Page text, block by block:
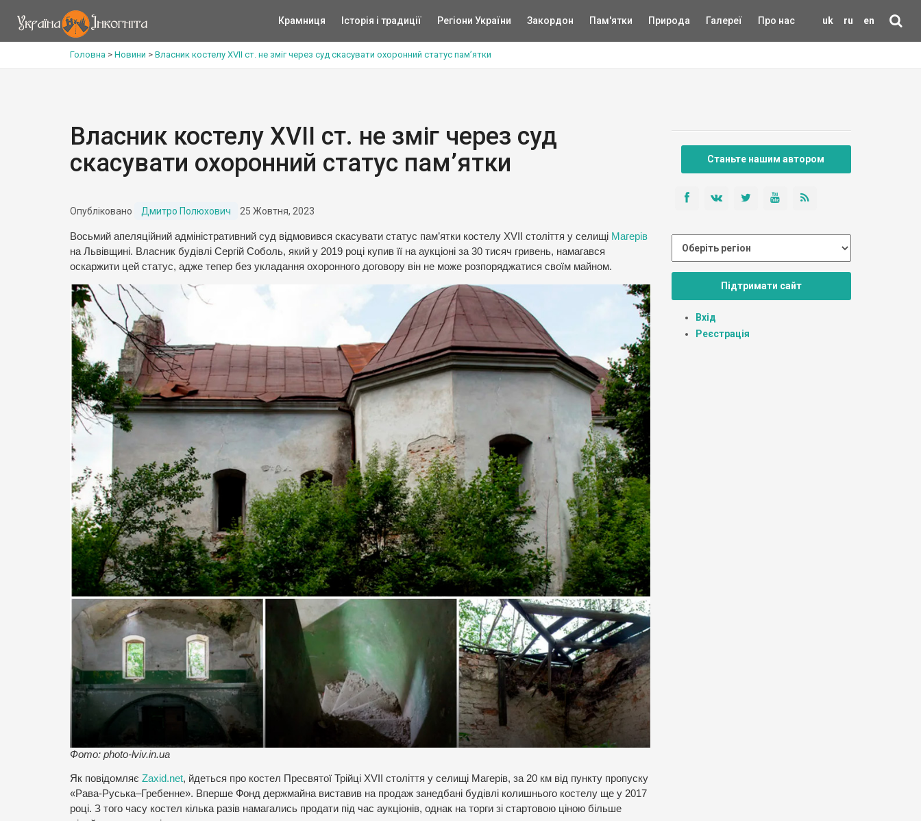
uk ru en
Крамниця Історія і традиції Регіони України Закордон Пам'ятки Природа Галереї Про нас
Головна > Новини > Власник костелу XVII ст. не зміг через суд скасувати охоронний статус пам’ятки
Власник костелу XVII ст. не зміг через суд
скасувати охоронний статус пам’ятки
Опубліковано Дмитро Полюхович 25 Жовтня, 2023
Восьмий апеляційний адміністративний суд відмовився скасувати статус пам’ятки костелу XVII століття у селищі Магерів
на Львівщині. Власник будівлі Сергій Соболь, який у 2019 році купив її на аукціоні за 30 тисяч гривень, намагався
оскаржити цей статус, адже тепер без укладання охоронного договору він не може розпоряджатися своїм майном.
Фото: photo-lviv.in.ua
Як повідомляє Zaxid.net, йдеться про костел Пресвятої Трійці XVII століття у селищі Магерів, за 20 км від пункту пропуску
«Рава-Руська–Гребенне». Вперше Фонд держмайна виставив на продаж занедбані будівлі колишнього костелу ще у 2017
році. З того часу костел кілька разів намагались продати під час аукціонів, однак на торги зі стартовою ціною більше
Станьте нашим автором
Підтримати сайт
Вхід
Реєстрація